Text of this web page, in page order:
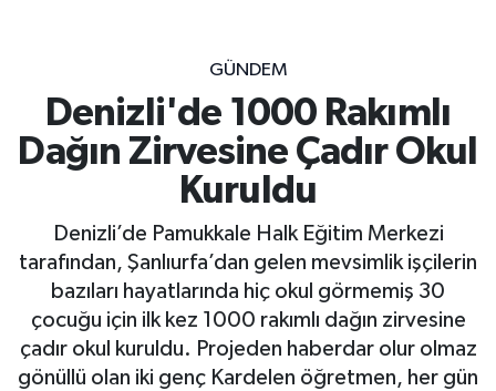
GÜNDEM
Denizli'de 1000 Rakımlı
Dağın Zirvesine Çadır Okul
Kuruldu
Denizli’de Pamukkale Halk Eğitim Merkezi
tarafından, Şanlıurfa’dan gelen mevsimlik işçilerin
bazıları hayatlarında hiç okul görmemiş 30
çocuğu için ilk kez 1000 rakımlı dağın zirvesine
çadır okul kuruldu. Projeden haberdar olur olmaz
gönüllü olan iki genç Kardelen öğretmen, her gün
Tüm Manşetler
Son Dakika Haberleri
Haber Arşivi